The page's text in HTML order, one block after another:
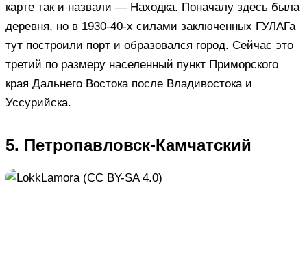
карте так и назвали — Находка. Поначалу здесь была
деревня, но в 1930-40-х силами заключенных ГУЛАГа
тут построили порт и образовался город. Сейчас это
третий по размеру населенный пункт Приморского
края Дальнего Востока после Владивостока и
Уссурийска.
5. Петропавловск-Камчатский